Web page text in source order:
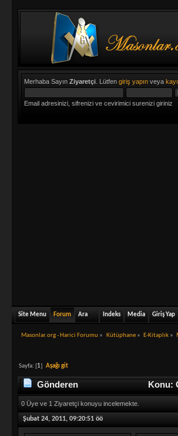
Merhaba SayınZiyaretçi . Lütfengiriş yapın veya
Email adresinizi, sifrenizi ve cevirimici surenizi giriniz
Site Menu Forum Ara Indeks Media Giriş Yap
Masonlar.org - Harici Forumu » Kütüphane» E-Kitaplık »
Sayfa: [1]Aşağı git
Gönderen Konu:
0 Üye ve 1 Ziyaretçi konuyu incelemekte.
Şubat 24, 2011, 09:20:51 öö